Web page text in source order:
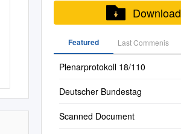
Download
Featured Last Commenis
Plenarprotokoll 18/110
Deutscher Bundestag
Scanned Document